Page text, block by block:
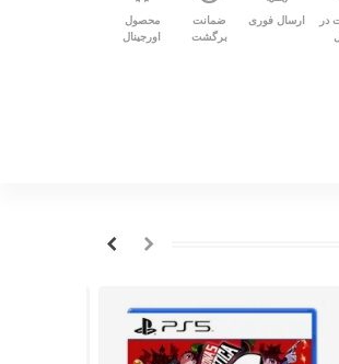
در
ارسال فوری
ضمانت
برگشت
محصول
اورجینال